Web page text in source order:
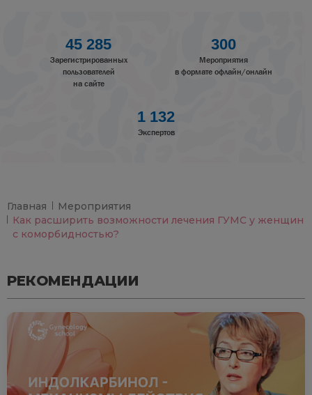
45 285
Зарегистрированных
пользователей
на сайте
300
Мероприятия
в формате офлайн/онлайн
1 132
Экспертов
Главная
Мероприятия
Как расширить возможности лечения ГУМС у женщин
с коморбидностью?
РЕКОМЕНДАЦИИ